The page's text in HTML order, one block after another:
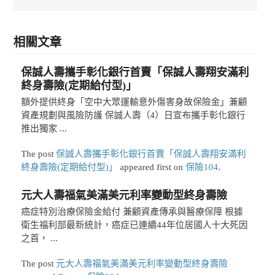
相關文章
保誠人壽攜手彰化銀行首賣「保誠人壽翔安滿利
終身壽險(定期給付型)」
額外提供終身「空中大眾運輸意外傷害身故保險金」兼顧
資產規劃與風險防護 保誠人壽（4）日宣布攜手彰化銀行
推出獨家 ...
The post 保誠人壽攜手彰化銀行首賣「保誠人壽翔安滿利
終身壽險(定期給付型)」
appeared first on 保險104.
元大人壽福氣美滿美元利率變動型終身壽險
癌症特別治療保險金給付 兼顧資產傳承與醫療保障 根據
衛生福利部最新統計，癌症已連續44年位居國人十大死因
之首， ...
The post 元大人壽福氣美滿美元利率變動型終身壽險